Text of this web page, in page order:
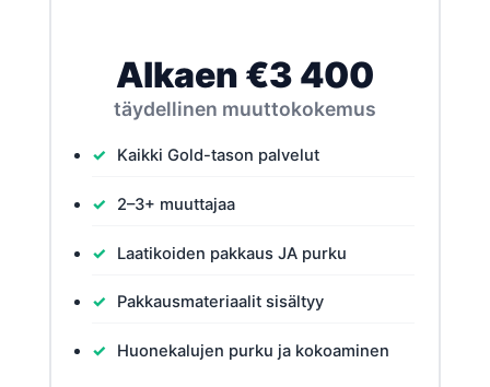
Alkaen €3 400
täydellinen muuttokokemus
Kaikki Gold-tason palvelut
2–3+ muuttajaa
Laatikoiden pakkaus JA purku
Pakkausmateriaalit sisältyy
Huonekalujen purku ja kokoaminen